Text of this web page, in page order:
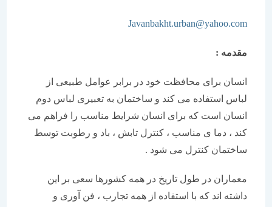
Javanbakht.urban@yahoo.com
مقدمه :
انسان برای محافظت خود در برابر عوامل طبیعی از
لباس استفاده می کند و ساختمان به تعبیری لباس دوم
انسان است که برای انسان شرایط مناسب را فراهم می
کند ، دما ی مناسب ، کنترل تابش ، باد و رطوبت توسط
ساختمان کنترل می شود .
معماران در طول تاریخ در همه کشورها سعی بر این
داشته اند که با استفاده از همه تجارب ، فن آوری و